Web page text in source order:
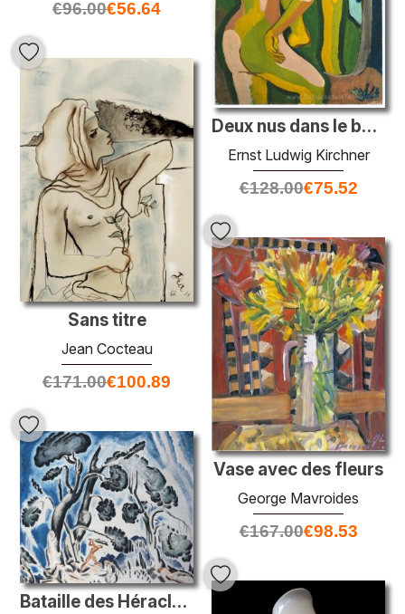
Deux nus dans le bois II
Ernst Ludwig Kirchner
€128.00€75.52
€96.00€56.64
Sans titre
Jean Cocteau
€171.00€100.89
Vase avec des fleurs
George Mavroides
€167.00€98.53
Bataille des Héracles et des Amazones